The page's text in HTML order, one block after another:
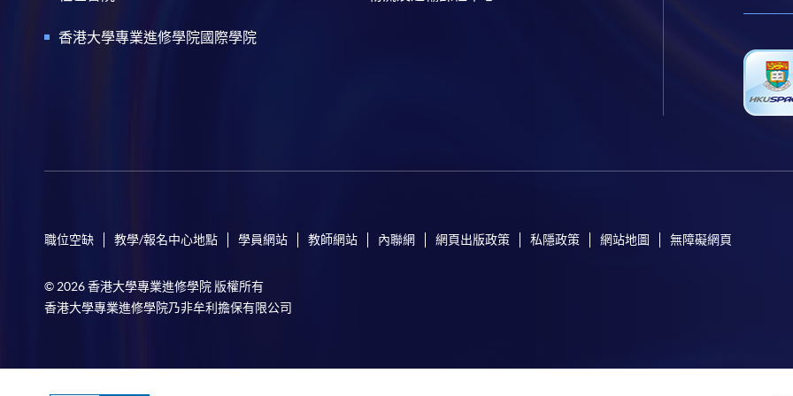
香港大學專業進修學院國際學院
職位空缺 教學/報名中心地點 學員網站 教師網站 內聯網 網頁出版政策 私隱政策 網站地圖 無障礙網頁
© 2026 香港大學專業進修學院 版權所有
香港大學專業進修學院乃非牟利擔保有限公司